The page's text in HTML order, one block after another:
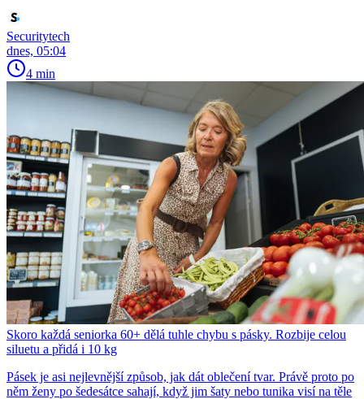
Securitytech
dnes, 05:04
4 min
Skoro každá seniorka 60+ dělá tuhle chybu s pásky. Rozbije celou
siluetu a přidá i 10 kg
Pásek je asi nejlevnější způsob, jak dát oblečení tvar. Právě proto po
něm ženy po šedesátce sahají, když jim šaty nebo tunika visí na těle